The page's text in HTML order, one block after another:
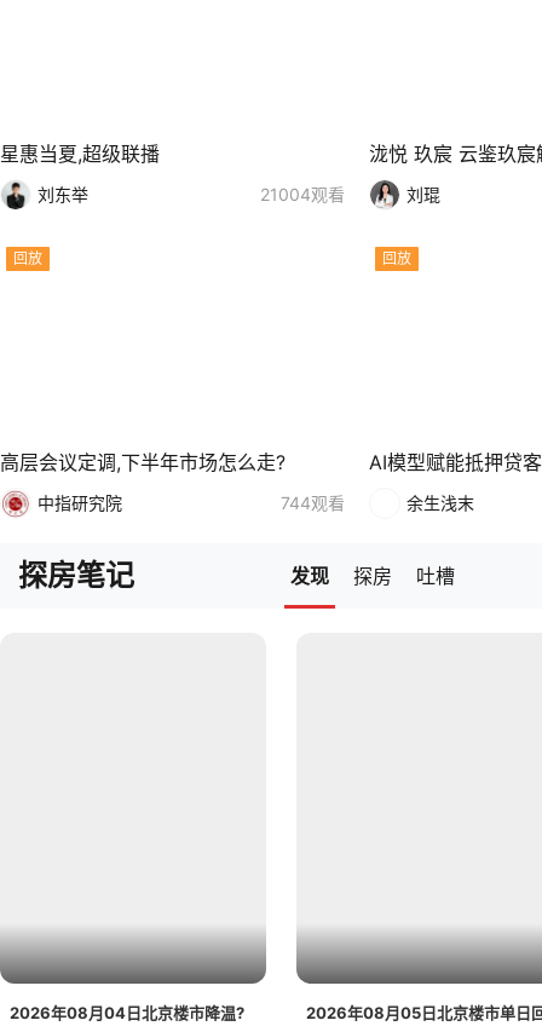
星惠当夏,超级联播
刘东举 21004观看
泷悦 玖宸 云鉴玖
刘琨
回放
高层会议定调,下半年市场怎么走?
中指研究院 744观看
回放
AI模型赋能抵押贷
余生浅末
探房笔记 发现 探房 吐槽
2026年08月04日北京楼市降温?
2026年08月05日北京楼市单日